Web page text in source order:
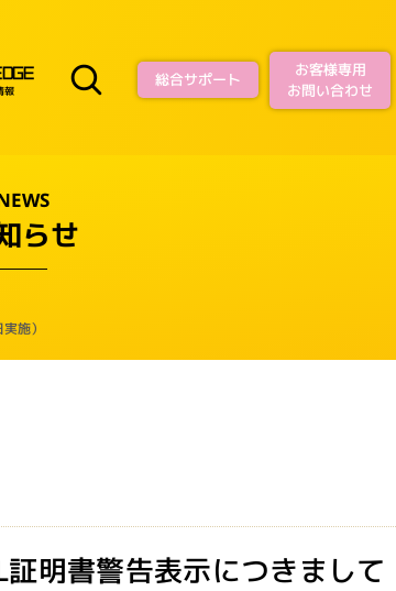
報
総合サポート
お客様専用
お問い合わせ
らせ
施）
明書警告表示につきまし